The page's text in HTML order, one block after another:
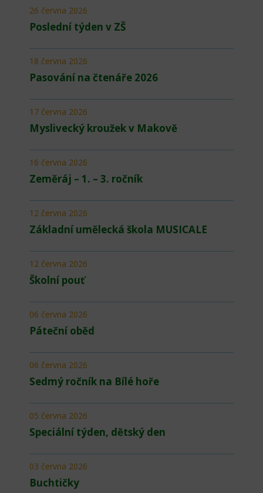
Poslední týden v ZŠ
26 června 2026
Pasování na čtenáře 2026
18 června 2026
Myslivecký kroužek v Makově
17 června 2026
Zeměráj – 1. – 3. ročník
16 června 2026
Základní umělecká škola MUSICALE
12 června 2026
Školní pouť
12 června 2026
Páteční oběd
06 června 2026
Sedmý ročník na Bílé hoře
06 června 2026
Speciální týden, dětský den
05 června 2026
Buchtičky
03 června 2026